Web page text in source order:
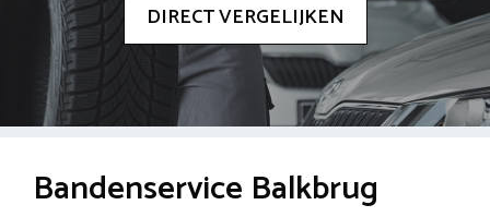
DIRECT VERGELIJKEN
Bandenservice Balkbrug